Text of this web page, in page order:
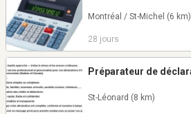
Montréal / St-Michel (6 km)
28 jours
Préparateur de
St-Léonard (8 km)